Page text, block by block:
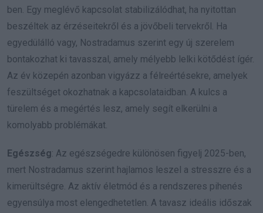
ben. Egy meglévő kapcsolat stabilizálódhat, ha nyitottan
beszéltek az érzéseitekről és a jövőbeli tervekről. Ha
egyedülálló vagy, Nostradamus szerint egy új szerelem
bontakozhat ki tavasszal, amely mélyebb lelki kötődést ígér.
Az év közepén azonban vigyázz a félreértésekre, amelyek
feszültséget okozhatnak a kapcsolataidban. A kulcs a
türelem és a megértés lesz, amely segít elkerülni a
komolyabb problémákat.
Egészség: Az egészségedre különösen figyelj 2025-ben,
mert Nostradamus szerint hajlamos leszel a stresszre és a
kimerültségre. Az aktív életmód és a rendszeres pihenés
egyensúlya most elengedhetetlen. A tavasz ideális időszak